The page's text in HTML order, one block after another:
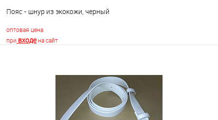
Пояс - шнур из экокожи, черный
оптовая цена
при входена сайт
Недоступно